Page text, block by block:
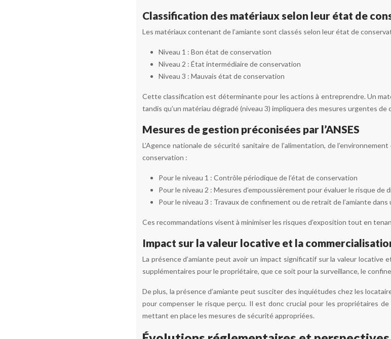
Classification des matériaux selon leur état de
Les matériaux contenant de l’amiante sont classés selon leur état de
Niveau 1 : Bon état de conservation
Niveau 2 : État intermédiaire de conservation
Niveau 3 : Mauvais état de conservation
Cette classification est déterminante pour les actions à entreprendre. Un
tandis qu’un matériau dégradé (niveau 3) impliquera des mesures urgentes
Mesures de gestion préconisées par l’ANSES
L’Agence nationale de sécurité sanitaire de l’alimentation, de
conservation :
Pour le niveau 1 : Contrôle périodique de l’état de conservation
Pour le niveau 2 : Mesures d’empoussièrement pour évaluer le risque de
Pour le niveau 3 : Travaux de confinement ou de retrait de l’amiante dans
Ces recommandations visent à minimiser les risques d’exposition tout en
Impact sur la valeur locative et la
La présence d’amiante peut avoir un impact significatif sur la valeur
supplémentaires pour le propriétaire, que ce soit pour la surveillance, le
De plus, la présence d’amiante peut susciter des inquiétudes chez les
pour compenser le risque perçu. Il est donc crucial pour les propriétaires
mettant en place les mesures de sécurité appropriées.